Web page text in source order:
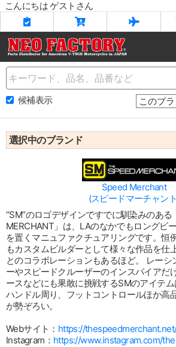
こんにちは ゲストさん
Name
候補表示
選択中のブランド
Speed Merchant
(スピードマーチャン
“SM”のロゴデザインですでに馴染みのある
MERCHANT」は、LAのなかでもロングビ
を置くマニュファクチュアリングです。恒
もカスタムビルダーとして様々な作品を仕
とのコラボレーションもあるほど。 レーシ
ーやスピードクルーザーのインスパイアだ
ースなどにも果敢に挑戦するSMのアイテム
ハンドル周り、フットコントロールほか高
が勢ぞろい。
Webサイト： https://
Instagram： https://www.instagram.com/